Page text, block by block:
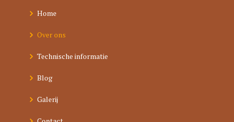
Home
Over ons
Technische informatie
Blog
Galerij